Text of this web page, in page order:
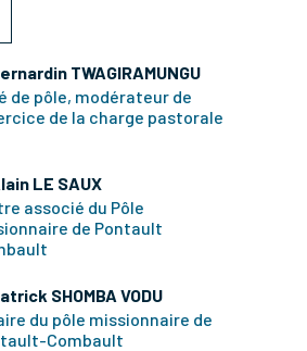
TWAGIRAMUNGU
de pôle, modérateur de
de la charge pastorale
LE SAUX
associé du Pôle
de Pontault
SHOMBA VODU
du pôle missionnaire de
Combault